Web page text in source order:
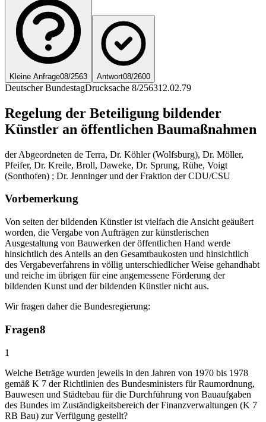
Kleine Anfrage08/2563 Antwort08/2600
Deutscher BundestagDrucksache 8/256312.02.79
Regelung der Beteiligung bildender
Künstler an öffentlichen Baumaßnahmen
der Abgeordneten de Terra, Dr. Köhler (Wolfsburg), Dr. Möller,
Pfeifer, Dr. Kreile, Broll, Daweke, Dr. Sprung, Rühe, Voigt
(Sonthofen) ; Dr. Jenninger und der Fraktion der CDU/CSU
Vorbemerkung
Von seiten der bildenden Künstler ist vielfach die Ansicht geäußert
worden, die Vergabe von Aufträgen zur künstlerischen
Ausgestaltung von Bauwerken der öffentlichen Hand werde
hinsichtlich des Anteils an den Gesamtbaukosten und hinsichtlich
des Vergabeverfahrens in völlig unterschiedlicher Weise gehandhabt
und reiche im übrigen für eine angemessene Förderung der
bildenden Kunst und der bildenden Künstler nicht aus.
Wir fragen daher die Bundesregierung:
Fragen8
1
Welche Beträge wurden jeweils in den Jahren von 1970 bis 1978
gemäß K 7 der Richtlinien des Bundesministers für Raumordnung,
Bauwesen und Städtebau für die Durchführung von Bauaufgaben
des Bundes im Zuständigkeitsbereich der Finanzverwaltungen (K 7
RB Bau) zur Verfügung gestellt?